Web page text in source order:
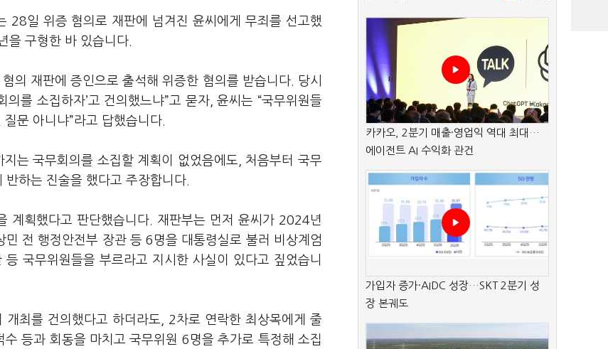
28일 위증 혐의로 재판에 넘겨진 윤씨에게 무죄를 선고했
을 구형한 바 있습니다.
의 재판에 증인으로 출석해 위증한 혐의를 받습니다. 당시
를 소집하자’고 건의했느냐”고 묻자, 윤씨는 “국무위원들
문 아니냐”라고 답했습니다.
는 국무회의를 소집할 계획이 없었음에도, 처음부터 국무
반하는 진술을 했다고 주장합니다.
계획했다고 판단했습니다. 재판부는 먼저 윤씨가 2024년
전 행정안전부 장관 등 6명을 대통령실로 불러 비상계엄
국무위원들을 부르라고 지시한 사실이 있다고 짚었습니
최를 건의했다고 하더라도, 2차로 연락한 최상목에게 줄
등과 회동을 마치고 국무위원 6명을 추가로 특정해 소집
카카오, 2분기 매출·영업익 역대 최대…
에이전트 AI 수익화 관건
가입자 증가·AIDC 성장…SKT 2분기 성
장 본궤도